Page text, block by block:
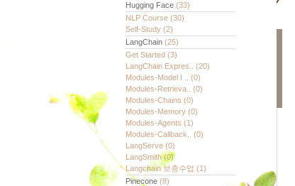
Hugging Face (33)
NLP Course (30)
Self-Study (2)
LangChain (25)
Get Started (3)
LangChain Expres.. (20)
Modules-Model I .. (0)
Modules-Retrieva.. (0)
Modules-Chains (0)
Modules-Memory (0)
Modules-Agents (1)
Modules-Callback.. (0)
LangServe (0)
LangSmith(0)
Langchain 보충수업 (1)
Pinecone (8)